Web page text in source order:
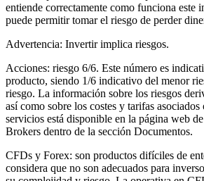
entiende correctamente como funciona este
puede permitir tomar el riesgo de perder
Advertencia: Invertir implica riesgos.
Acciones: riesgo 6/6. Este número es
producto, siendo 1/6 indicativo del menor
riesgo. La información sobre los riesgos
así como sobre los costes y tarifas
servicios está disponible en la página web
Brokers dentro de la sección Documentos.
CFDs y Forex: son productos difíciles de
considera que no son adecuados para